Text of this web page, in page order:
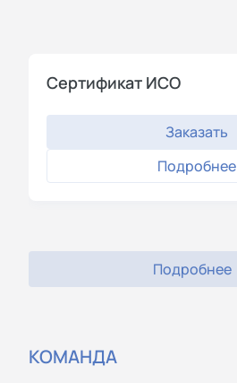
Cертификат ИСО
Заказать
Подробнее
Подробнее
КОМАНДА